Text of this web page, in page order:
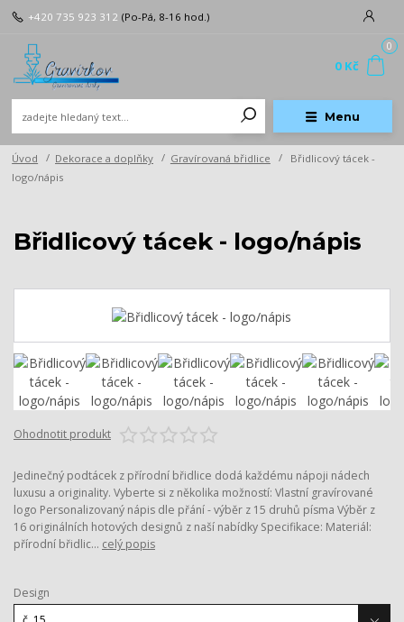
Menu
+420 735 923 312 (Po-Pá, 8-16 hod.)
0
0 Kč
Úvod Dekorace a doplňky Gravírovaná břidlice
Břidlicový tácek -
logo/nápis
Břidlicový tácek - logo/nápis
Ohodnotit produkt
Jedinečný podtácek z přírodní břidlice dodá každému nápoji nádech
luxusu a originality. Vyberte si z několika možností: Vlastní gravírované
logo Personalizovaný nápis dle přání - výběr z 15 druhů písma Výběr z
16 originálních hotových designů z naší nabídky Specifikace: Materiál:
přírodní břidlic... celý popis
Design